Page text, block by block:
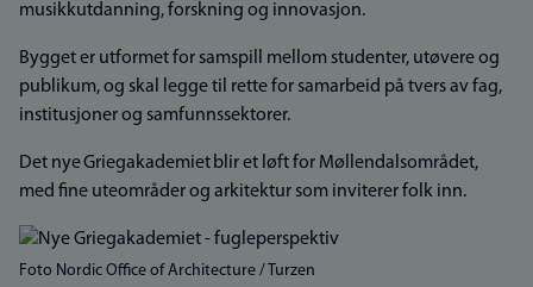
musikkutdanning, forskning og innovasjon.
Bygget er utformet for samspill mellom studenter, utøvere og
publikum, og skal legge til rette for samarbeid på tvers av fag,
institusjoner og samfunnssektorer.
Det nye Griegakademiet blir et løft for Møllendalsområdet,
med fine uteområder og arkitektur som inviterer folk inn.
Foto Nordic Office of Architecture / Turzen